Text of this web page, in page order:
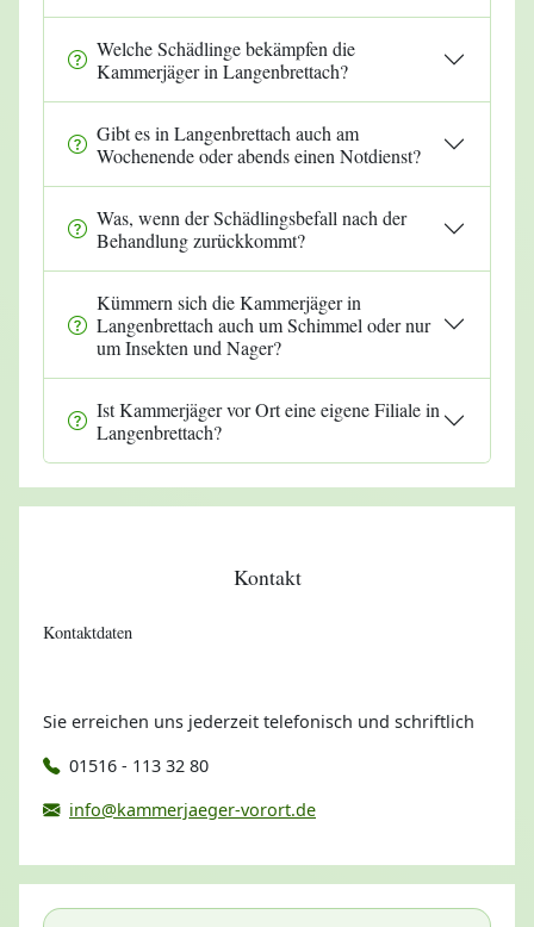
Welche Schädlinge bekämpfen die
Kammerjäger in Langenbrettach?
Gibt es in Langenbrettach auch am
Wochenende oder abends einen Notdienst?
Was, wenn der Schädlingsbefall nach der
Behandlung zurückkommt?
Kümmern sich die Kammerjäger in
Langenbrettach auch um Schimmel oder nur
um Insekten und Nager?
Ist Kammerjäger vor Ort eine eigene Filiale in
Langenbrettach?
Kontakt
Kontaktdaten
Sie erreichen uns jederzeit telefonisch und schriftlich
01516 - 113 32 80
info@kammerjaeger-vorort.de